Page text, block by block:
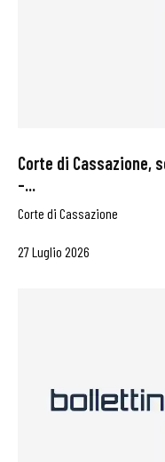
Corte di Cassazione,
–...
Corte di Cassazione
27 Luglio 2026